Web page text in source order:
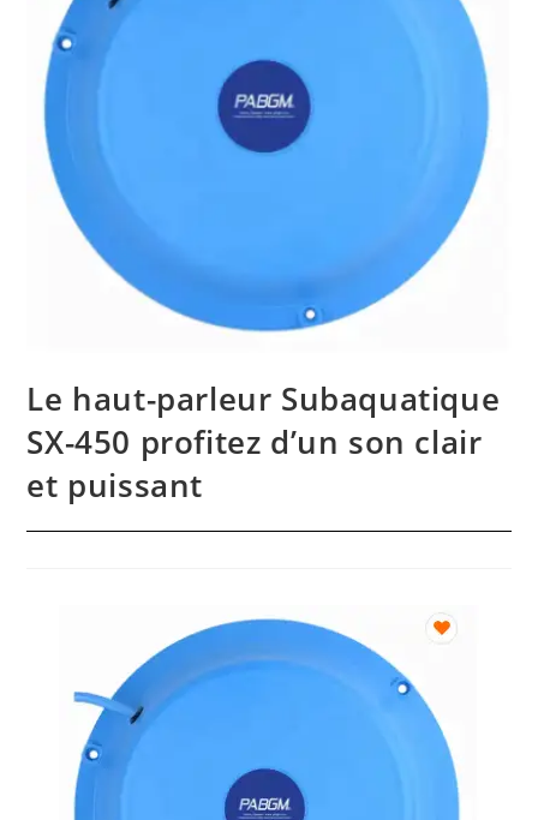
Le haut-parleur Subaquatique
SX-450 profitez d’un son clair
et puissant